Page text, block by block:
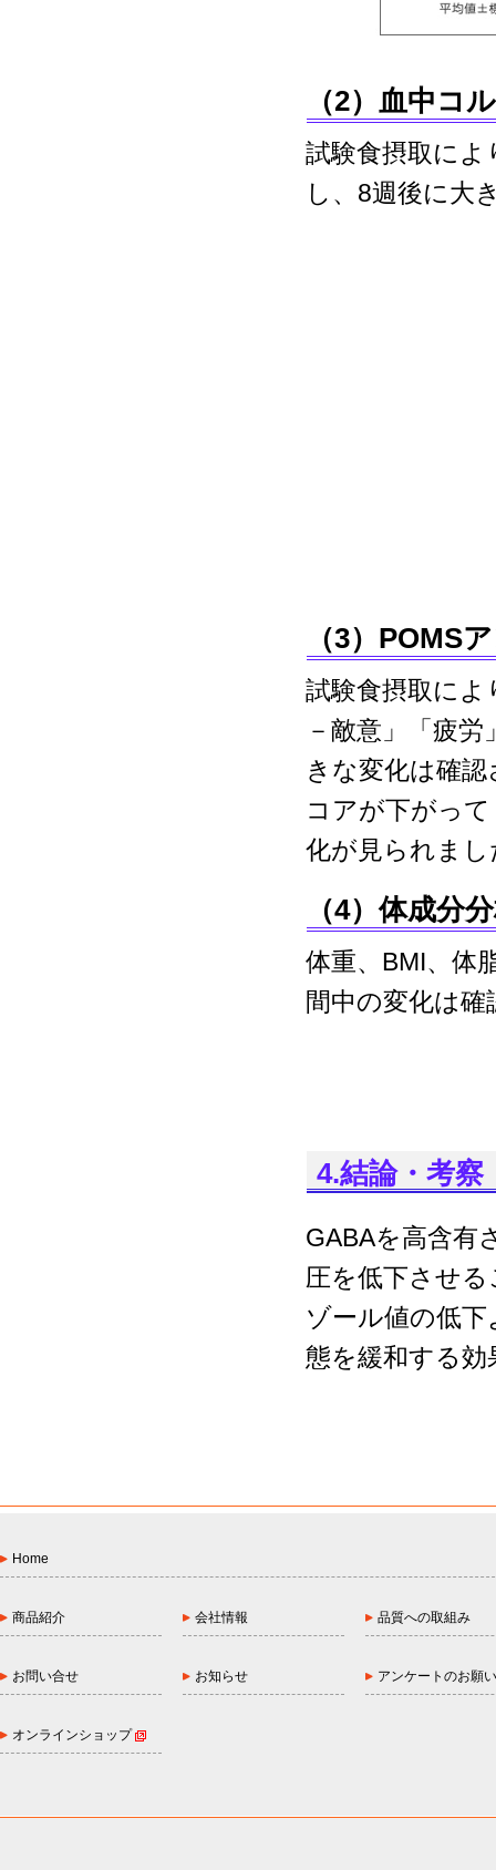
（2）血中コ
試験食摂取に
し、8週後に大
（3）POMS
試験食摂取によ
－敵意」「疲
きな変化は確
コアが下がっ
化が見られまし
（4）体成分
体重、BMI、体
間中の変化は
4.結論・考察
GABAを高含有
圧を低下させ
ゾール値の低
態を緩和する
Home
商品紹介 会社情報 品質への取組み
お問い合せ お知らせ アンケートのお願い
オンラインショップ